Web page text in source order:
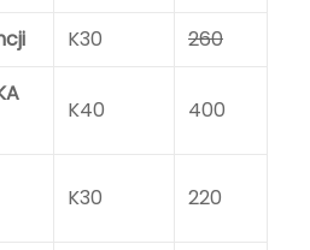
K30 260
K40 400
K30 220